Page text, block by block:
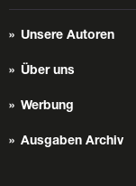
Unsere Autoren
Über uns
Werbung
Ausgaben Archiv